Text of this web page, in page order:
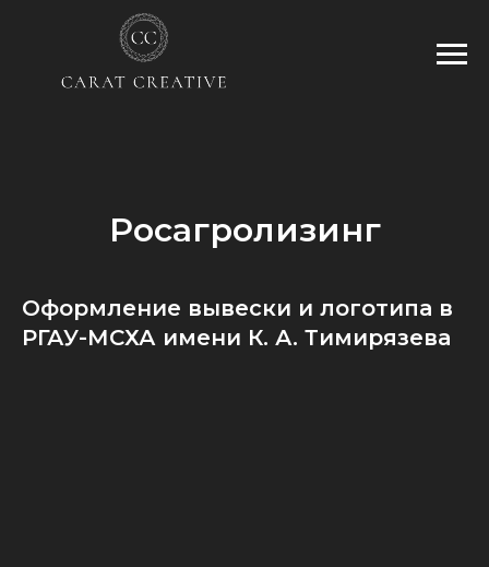
Росагролизинг
Оформление вывески и логотипа в
РГАУ-МСХА имени К. А. Тимирязева